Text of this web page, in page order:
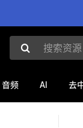
搜索资源
音频 AI 去